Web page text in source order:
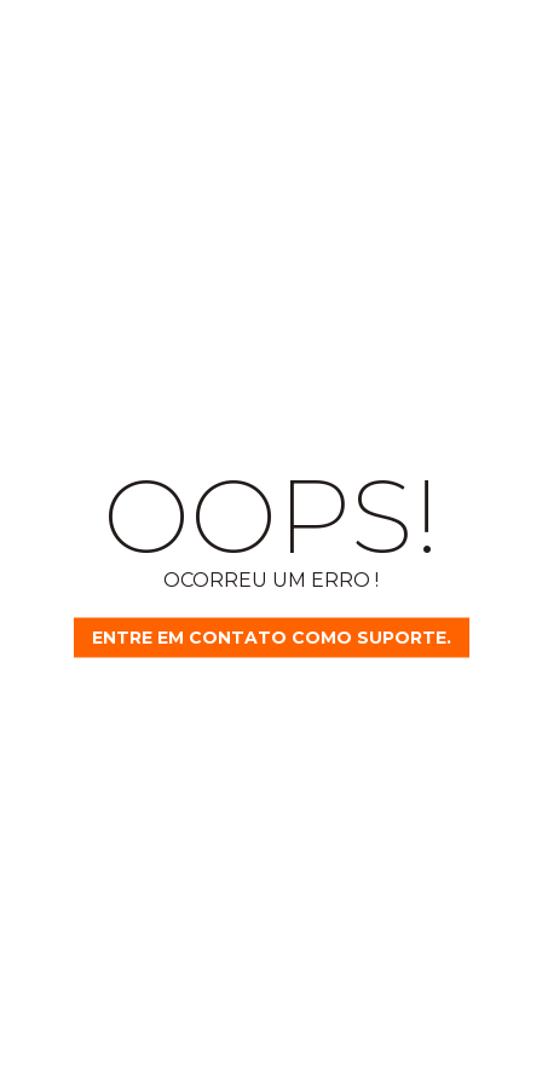
OOPS!
OCORREU UM ERRO !
ENTRE EM CONTATO COMO SUPORTE.